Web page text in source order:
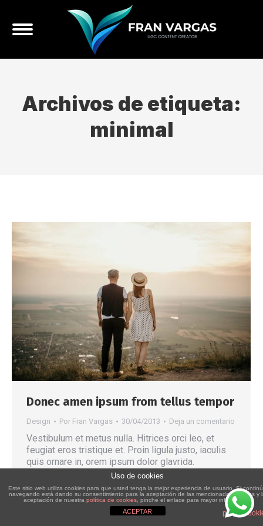
Archivos de etiqueta:
minimal
Donec amen ipsum from tellus tempor
Design Por Fran Vargas 30/04/2013 Deja un comentario
Vestibulum et metus nulla. Hitrices orci leo, et
feugiat eros tristique et. Proin ligula justo, iaculis
quis ornare in, orem ipsum dolor glavrida.
Uso de cookies
Este sitio web utiliza cookies para que usted tenga la mejor experiencia de usuario. Si
navegando está dando su consentimiento para la aceptación de las mencionadas cookies y
aceptación de nuestra política de cookies, pinche el enlace para mayor información.
plugin
ACEPTAR